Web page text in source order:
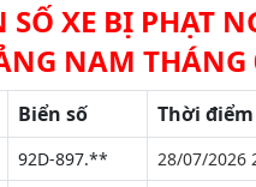
SỐ XE BỊ PHẠT
NAM
Biển số Thời
92D-897.**
28/07/2026